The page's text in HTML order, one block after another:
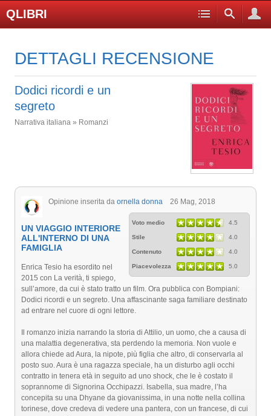
QLIBRI
DETTAGLI RECENSIONE
Dodici ricordi e un
segreto
Narrativa italiana » Romanzi
Opinione inserita da ornella donna 26 Mag, 2018
Voto medio 4.5
Stile 4.0
Contenuto 4.0
Piacevolezza 5.0
UN VIAGGIO INTERIORE
ALL'INTERNO DI UNA
FAMIGLIA
Enrica Tesio ha esordito nel
2015 con La verità, ti spiego,
sull’amore, da cui è stato tratto un film. Ora pubblica con Bompiani:
Dodici ricordi e un segreto. Una affascinante saga familiare destinato
ad entrare nel cuore di ogni lettore.
Il romanzo inizia narrando la storia di Attilio, un uomo, che a causa di
una malattia degenerativa, sta perdendo la memoria. Non vuole e
allora chiede ad Aura, la nipote, più figlia che altro, di conservarla al
posto suo. Aura è una ragazza speciale, ha un disturbo agli occhi
contratto in tenera età in seguito ad uno shock, che le è costato il
soprannome di Signorina Occhipazzi. Isabella, sua madre, l’ha
concepita su una Dhyane da giovanissima, in una notte nella collina
torinese, dove credeva di vedere una pantera, con un francese, di cui